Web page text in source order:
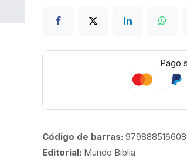
Pago
Código de barras:
Editorial: Mundo Biblia